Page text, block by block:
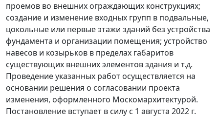
проемов во внешних ограждающих конструкциях;
создание и изменение входных групп в подвальные,
цокольные или первые этажи зданий без устройства
фундамента и организации помещения; устройство
навесов и козырьков в пределах габаритов
существующих внешних элементов здания и т.д.
Проведение указанных работ осуществляется на
основании решения о согласовании проекта
изменения, оформленного Москомархитектурой.
Постановление вступает в силу с 1 августа 2022 г.